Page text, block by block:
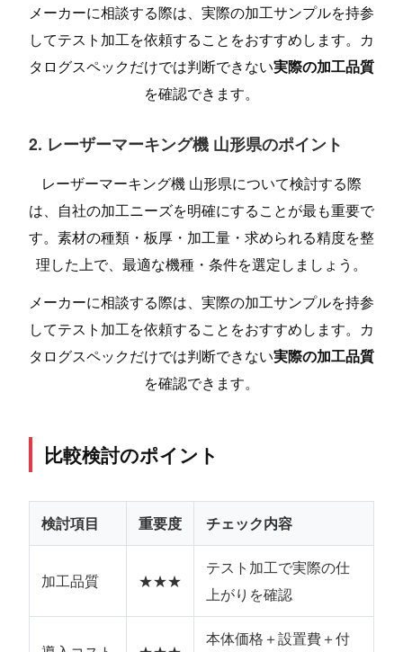
メーカーに相談する際は、実際の加工サンプルを持参
してテスト加工を依頼することをおすすめします。カ
タログスペックだけでは判断できない実際の加工品質
を確認できます。
2. レーザーマーキング機 山形県のポイント
レーザーマーキング機 山形県について検討する際
は、自社の加工ニーズを明確にすることが最も重要で
す。素材の種類・板厚・加工量・求められる精度を整
理した上で、最適な機種・条件を選定しましょう。
メーカーに相談する際は、実際の加工サンプルを持参
してテスト加工を依頼することをおすすめします。カ
タログスペックだけでは判断できない実際の加工品質
を確認できます。
比較検討のポイント
検討項目 重要度 チェック内容
加工品質 ★★★
テスト加工で実際の仕
上がりを確認
本体価格＋設置費＋付